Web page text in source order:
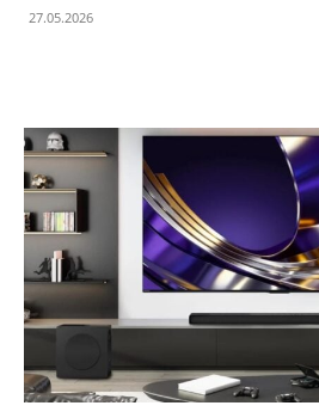
27.05.2026